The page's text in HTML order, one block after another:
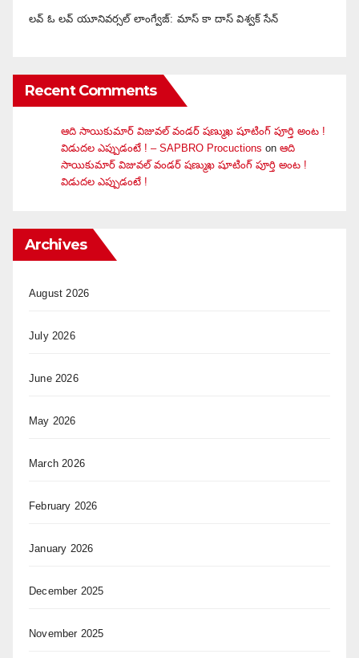
లవ్ ఓ లవ్ యూనివర్సల్ లాంగ్వేజ్‌: మాస్ కా దాస్ విశ్వక్ సేన్
Recent Comments
ఆది సాయికుమార్ విజువ‌ల్ వండ‌ర్ ష‌ణ్ముఖ షూటింగ్ పూర్తి అంట !
విడుదల ఎప్పుడంటే ! – SAPBRO Procuctions on ఆది
సాయికుమార్ విజువ‌ల్ వండ‌ర్ ష‌ణ్ముఖ షూటింగ్ పూర్తి అంట !
విడుదల ఎప్పుడంటే !
Archives
August 2026
July 2026
June 2026
May 2026
March 2026
February 2026
January 2026
December 2025
November 2025